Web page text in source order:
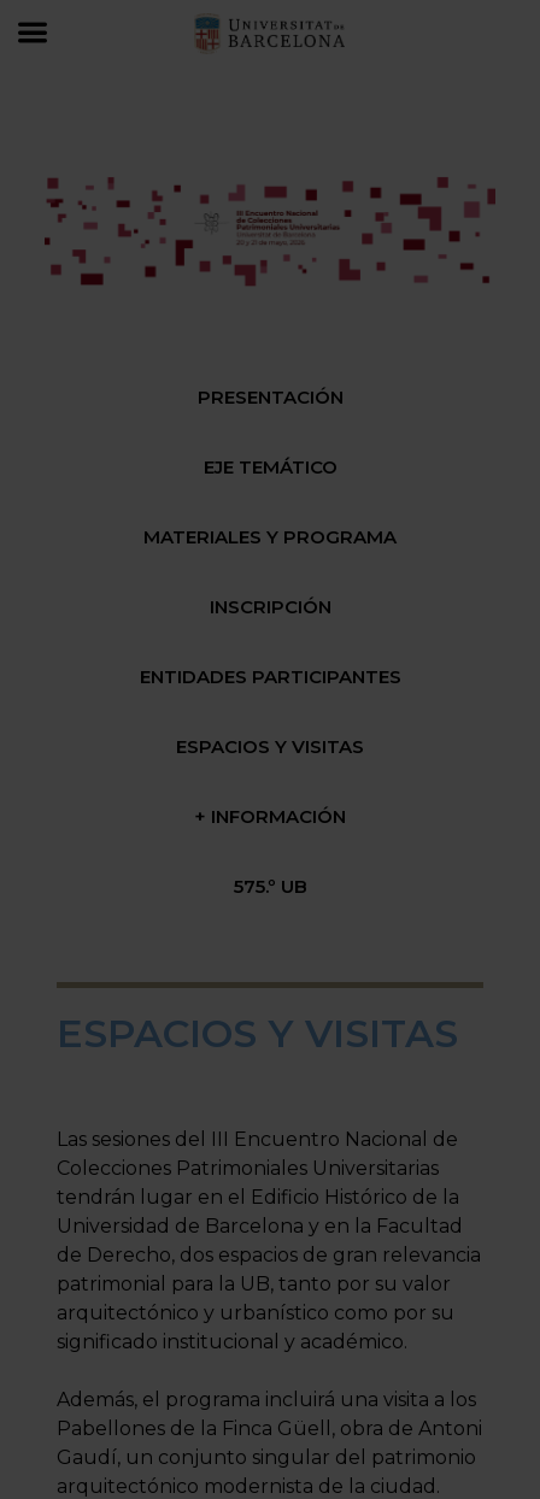
PRESENTACIÓN
EJE TEMÁTICO
MATERIALES Y PROGRAMA
INSCRIPCIÓN
ENTIDADES PARTICIPANTES
ESPACIOS Y VISITAS
+ INFORMACIÓN
575.º UB
ESPACIOS Y VISITAS
Las sesiones del III Encuentro Nacional de
Colecciones Patrimoniales Universitarias
tendrán lugar en el Edificio Histórico de la
Universidad de Barcelona y en la Facultad
de Derecho, dos espacios de gran relevancia
patrimonial para la UB, tanto por su valor
arquitectónico y urbanístico como por su
significado institucional y académico.
Además, el programa incluirá una visita a los
Pabellones de la Finca Güell, obra de Antoni
Gaudí, un conjunto singular del patrimonio
arquitectónico modernista de la ciudad.